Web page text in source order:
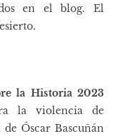
en el blog. El
la Historia 2023
la violencia de
de Óscar Bascuñán